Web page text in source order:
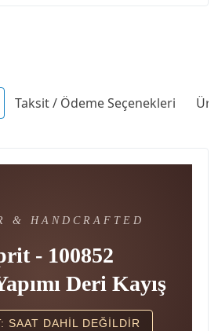
Taksit / Ödeme Seçenekleri
& HANDCRAFTED
- 100852
Deri Kayış
SAAT DAHİL DEĞİLDİR